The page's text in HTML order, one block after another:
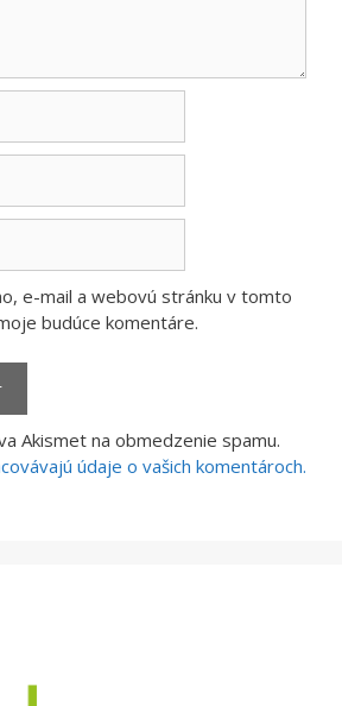
e-mail a webovú stránku v tomto
budúce komentáre.
Akismet na obmedzenie spamu.
údaje o vašich komentároch.